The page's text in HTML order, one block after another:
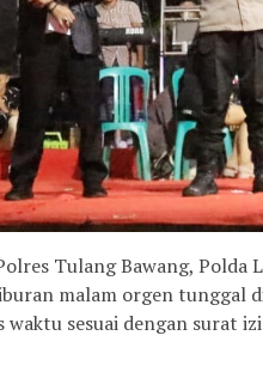
Tulang Bawang, Polda
malam orgen tunggal
waktu sesuai dengan surat